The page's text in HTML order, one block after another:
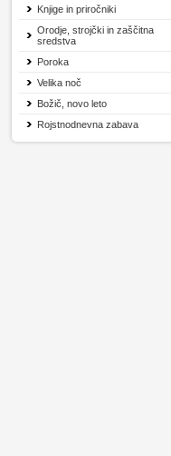
Knjige in priročniki
Orodje, strojčki in zaščitna
sredstva
Poroka
Velika noč
Božič, novo leto
Rojstnodnevna zabava